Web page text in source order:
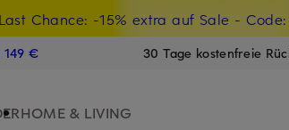
Last Chance: -15% extra auf Sale - Code:
15€-Willkommensgutschein mit Beyond
149 € 30 Tage kostenfreie
HOME & LIVING